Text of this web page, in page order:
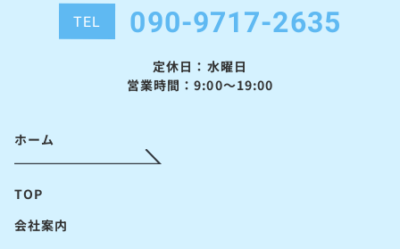
TEL 090-9717-2635
定休日：水曜日
営業時間：9:00～19:00
ホーム
TOP
会社案内